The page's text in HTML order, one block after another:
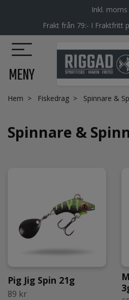
Inkl. moms
Frakt från 79:- I Fraktfritt
MENY
Hem Fiskedrag Spinnare &
Spinnare &
Pig Jig Spin 21g
89 kr